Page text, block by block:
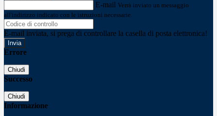
E-mail Verrà inviato un messaggio
all'indirizzo indicato con le istruzioni necessarie.
E-mail inviata, si prega di controllare la casella di posta elettronica!
Errore
Chiudi
Successo
Chiudi
Informazione